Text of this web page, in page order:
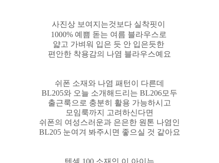
사진상 보여지는것보다 실착핏이
1000% 예쁨 돋는 여름 블라우스로
얇고 가벼워 입은 듯 안 입은듯한
편안한 착용감의 나염 블라우스예요
쉬폰 소재와 나염 패턴이 다른데
BL205와 오늘 소개해드리는 BL206모두
출근룩으로 충분히 활용 가능하시고
모임룩까지 고려하신다면
쉬폰의 여성스러운과 은은한 원톤 나염인
BL205 눈여겨 봐주시면 좋으실 것 같아요